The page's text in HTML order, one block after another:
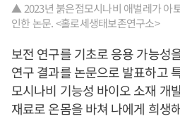
▲ 2023년 붉은점모시나비 애벌레가 아
인한 논문. <홀로세생태보존연구소>
보전 연구를 기초로 응용 가능성
연구 결과를 논문으로 발표하고
모시나비 기능성 바이오 소재 개
재료로 온몸을 바쳐 나에게 희생